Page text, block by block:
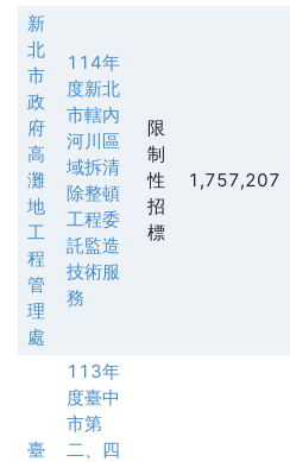
新
北
市
政
府
高
灘
地
工
程
管
理
處
114年
度新北
市轄內
河川區
域拆清
除整頓
工程委
託監造
技術服
務
限
制
性
招
標
1,757,207
臺
113年
度臺中
市第
二、四